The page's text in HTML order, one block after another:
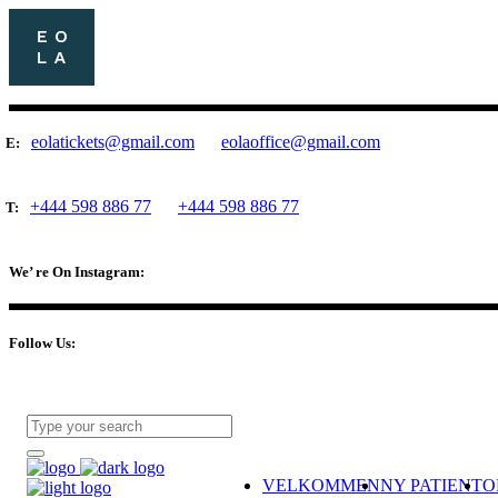
E: eolatickets@gmail.com eolaoffice@gmail.com
T: +444 598 886 77 +444 598 886 77
We’ re On Instagram:
Follow Us:
VELKOMMENNY PATIENT